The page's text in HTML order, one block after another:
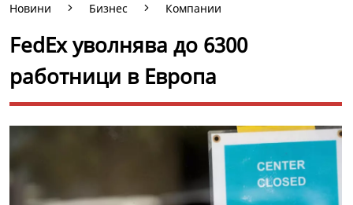
Новини Бизнес Компании
FedEx уволнява до 6300
работници в Европа